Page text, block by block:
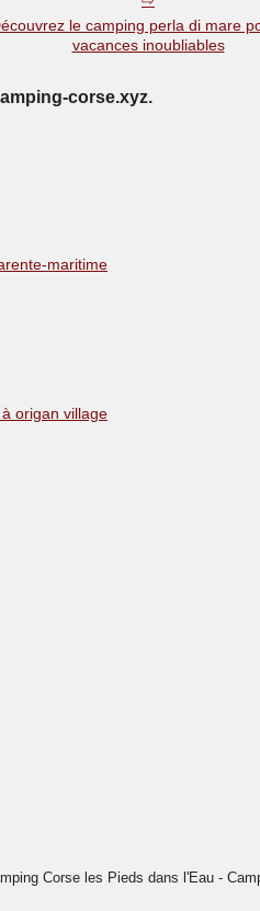
le camping perla di mare
vacances inoubliables
corse.xyz.
maritime
origan village
Corse les Pieds dans l'Eau -